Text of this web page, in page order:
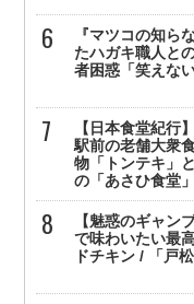
『マツコの知ら
たハガキ職人と
者困惑「笑えな
【日本食堂紀行
駅前の老舗大衆
物「トンテキ」
の「あさひ食堂」
【魅惑のギャン
で味わいたい最
ドチキン / 「戸